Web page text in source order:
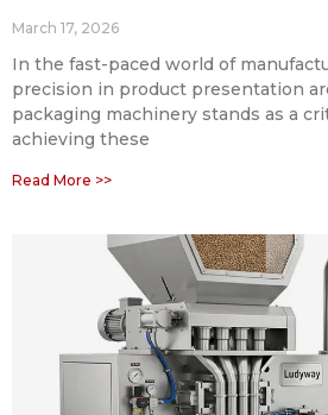
March 17, 2026
In the fast-paced world of
precision in product presentation
packaging machinery stands as a
achieving these
Read More >>